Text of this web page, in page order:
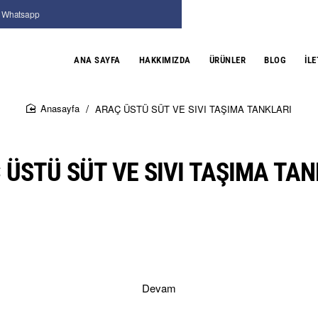
Whatsapp
ANA SAYFA HAKKIMIZDA ÜRÜNLER BLOG
SÜT VE SIVI TAŞIMA
home
ARAÇ ÜSTÜ SÜT VE SIVI TAŞIMA TANKLARI
Devam